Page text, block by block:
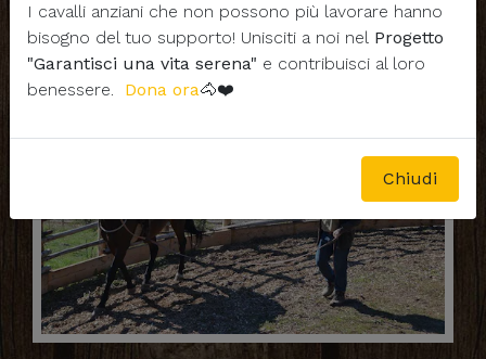
I cavalli anziani che non possono più lavorare hanno
bisogno del tuo supporto! Unisciti a noi nel Progetto
"Garantisci una vita serena" e contribuisci al loro
benessere.
Dona ora🐴❤️
Chiudi